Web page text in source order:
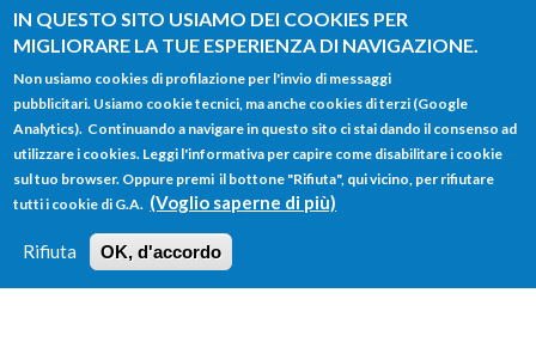
IN QUESTO SITO USIAMO DEI COOKIES PER
MIGLIORARE LA TUE ESPERIENZA DI NAVIGAZIONE.
Non usiamo cookies di profilazione per l'invio di messaggi
pubblicitari. Usiamo cookie tecnici, ma anche cookies di terzi (Google
Analytics). Continuando a navigare in questo sito ci stai dando il consenso ad
utilizzare i cookies. Leggi l'informativa per capire come disabilitare i cookie
sul tuo browser. Oppure premi il bottone "Rifiuta", qui vicino, per rifiutare
tutti i cookie di G.A. (Voglio saperne di più)
Rifiuta OK, d'accordo
Salta al contenuto principale
FORM
DI
RICERCA
Main menu
HOME TUTTI I PROFILI
LOGIN